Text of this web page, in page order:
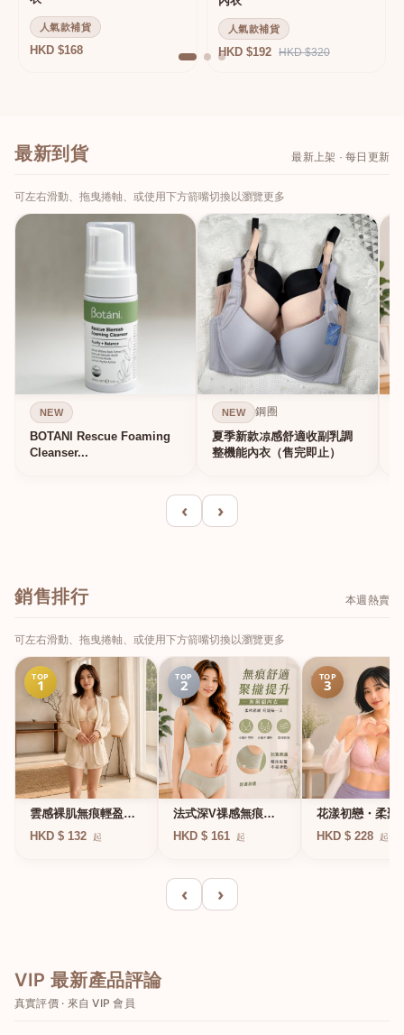
人氣款補貨
HKD $168
人氣款補貨
HKD $192 HKD $320
最新到貨 最新上架 · 每日更新
可左右滑動、拖曳捲軸、或使用下方箭嘴切換以瀏覽更多
NEW
BOTANI Rescue Foaming
Cleanser...
NEW 鋼圈
夏季新款凉感舒適收副乳調
整機能內衣（售完即止）
‹ ›
銷售排行 本週熱賣
可左右滑動、拖曳捲軸、或使用下方箭嘴切換以瀏覽更多
TOP
1
雲感裸肌無痕輕盈無
鋼圈內衣
HKD $ 132 起
TOP
2
法式深V祼感無痕果
凍軟支撐條無鋼圈內
HKD $ 161 起
TOP
3
花漾初戀・柔聚
圈蕾絲內衣
HKD $ 228 起
‹ ›
VIP 最新產品評論
真實評價 · 來自 VIP 會員